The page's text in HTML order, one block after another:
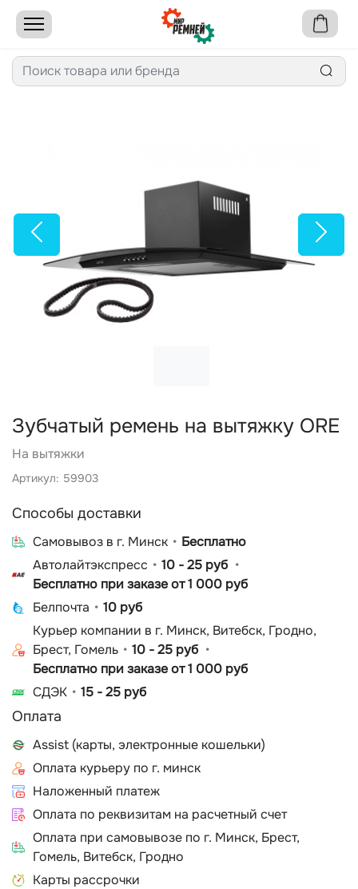
Зубчатый ремень на вытяжку ORE
На вытяжки
Артикул: 59903
Способы доставки
Cамовывоз в г. Минск
Бесплатно
Автолайтэкспресс
10 - 25 руб
Бесплатно при заказе от 1 000 руб
Белпочта
10 руб
Курьер компании в г. Минск, Витебск, Гродно,
Брест, Гомель
10 - 25 руб
Бесплатно при заказе от 1 000 руб
СДЭК
15 - 25 руб
Оплата
Assist (карты, электронные кошельки)
Оплата курьеру по г. минск
Наложенный платеж
Оплата по реквизитам на расчетный счет
Оплата при самовывозе по г. Минск, Брест,
Гомель, Витебск, Гродно
Карты рассрочки